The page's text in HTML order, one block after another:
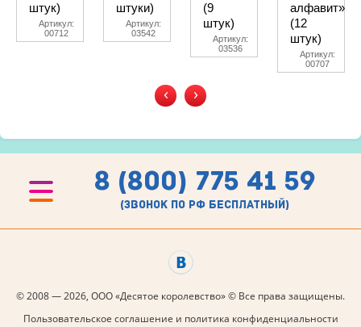
штук)
Артикул:
00712
штуки)
Артикул:
03542
(9
штук)
Артикул:
03536
алфавит»
(12
штук)
Артикул:
00707
‹ ›
8 (800) 775 41 59
(звонок по рф бесплатный)
© 2008 — 2026, ООО «Десятое королевство» © Все права защищены.
Пользовательское соглашение и политика конфиденциальности